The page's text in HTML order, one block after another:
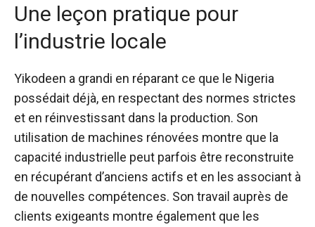
Une leçon pratique pour
l’industrie locale
Yikodeen a grandi en réparant ce que le Nigeria
possédait déjà, en respectant des normes strictes
et en réinvestissant dans la production. Son
utilisation de machines rénovées montre que la
capacité industrielle peut parfois être reconstruite
en récupérant d’anciens actifs et en les associant à
de nouvelles compétences. Son travail auprès de
clients exigeants montre également que les